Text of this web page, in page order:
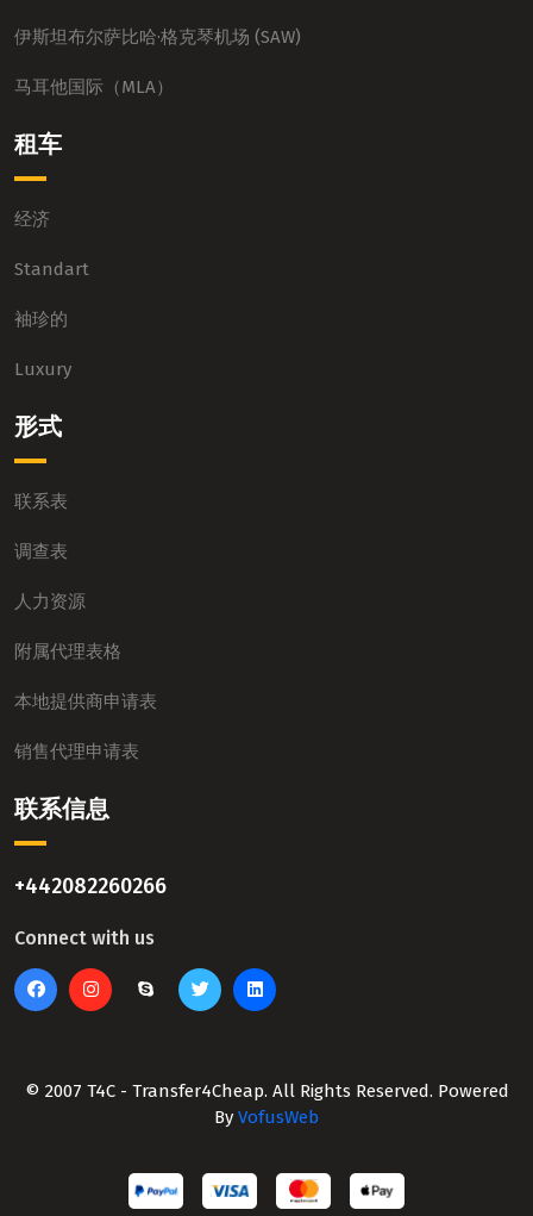
伊斯坦布尔萨比哈·格克琴机场 (SAW)
马耳他国际（MLA）
租车
经济
Standart
袖珍的
Luxury
形式
联系表
调查表
人力资源
附属代理表格
本地提供商申请表
销售代理申请表
联系信息
+442082260266
Connect with us
© 2007 T4C - Transfer4Cheap. All Rights Reserved. Powered
By VofusWeb